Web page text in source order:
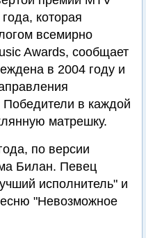
которая
всемирно
Awards, сообщает
в 2004 году и
в каждой
матрешку.
по версии
Билан. Певец
исполнитель" и
"Невозможное